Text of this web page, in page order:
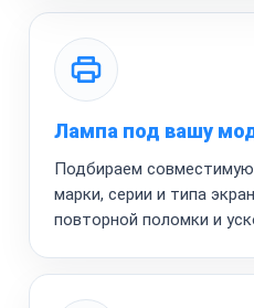
Лампа под вашу
Подбираем
марки, серии и типа
повторной поломки и